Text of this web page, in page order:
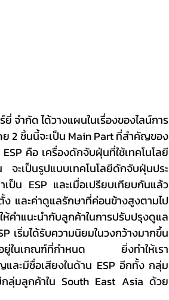
2 ชิ้นนี้จะเป็น Main Part ที่สำคัญของ
คือ เครื่องดักจับฝุ่นที่ใช้เทคโนโลยี
ะเป็นรูปแบบเทคโนโลยีดักจับฝุ่นประ
น ESP และเมื่อเปรียบเทียบกันแล้ว
และค่าดูแลรักษาที่ค่อนข้างสูงตามไป
คำแนะนำกับลูกค้าในการปรับปรุงดูแล
เริ่มได้รับความนิยมในวงกว้างมากขึ้น
ห้อยู่ในเกณฑ์ที่กำหนด ยิ่งทำให้เรา
ละมีชื่อเสียงในด้าน ESP อีกทั้ง กลุ่ม
มีกลุ่มลูกค้าใน South East Asia ด้วย